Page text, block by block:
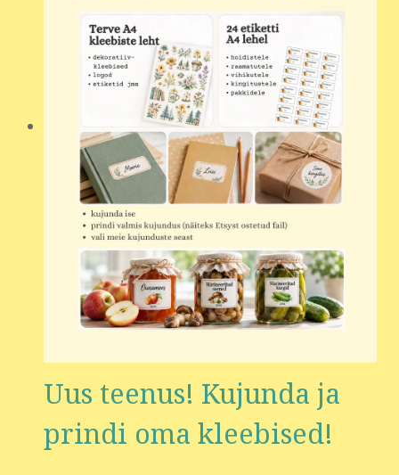
Uus teenus! Kujunda ja
prindi oma kleebised!